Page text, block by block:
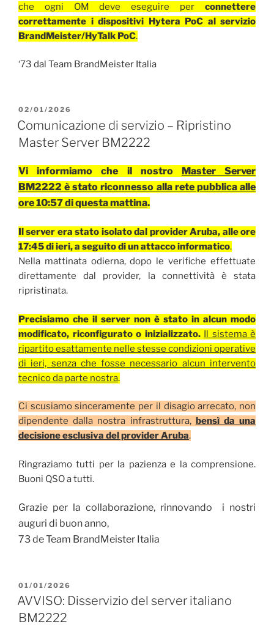
che ogni OM deve eseguire per connettere
correttamente i dispositivi Hytera PoC al servizio
BrandMeister/HyTalk PoC.
‘73 dal Team BrandMeister Italia
PUBBLICATO
IL
02/01/2026
Comunicazione di servizio – Ripristino
Master Server BM2222
Vi informiamo che il nostro Master Server
BM2222 è stato riconnesso alla rete pubblica alle
ore 10:57 di questa mattina.
Il server era stato isolato dal provider Aruba, alle ore
17:45 di ieri, a seguito di un attacco informatico.
Nella mattinata odierna, dopo le verifiche effettuate
direttamente dal provider, la connettività è stata
ripristinata.
Precisiamo che il server non è stato in alcun modo
modificato, riconfigurato o inizializzato. Il sistema è
ripartito esattamente nelle stesse condizioni operative
di ieri, senza che fosse necessario alcun intervento
tecnico da parte nostra.
Ci scusiamo sinceramente per il disagio arrecato, non
dipendente dalla nostra infrastruttura, bensì da una
decisione esclusiva del provider Aruba.
Ringraziamo tutti per la pazienza e la comprensione.
Buoni QSO a tutti.
Grazie per la collaborazione, rinnovando i nostri
auguri di buon anno,
73 de Team BrandMeister Italia
PUBBLICATO
IL
01/01/2026
AVVISO: Disservizio del server italiano
BM2222